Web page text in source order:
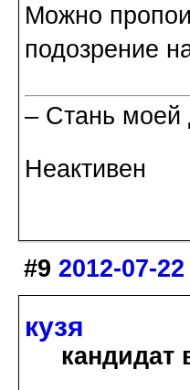
Можно
подозрение
– Стань моей
Неактивен
#9 2012-07-
кузя
кандидат